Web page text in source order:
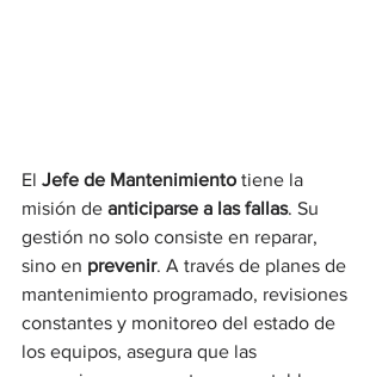
El Jefe de Mantenimiento tiene la
misión de anticiparse a las fallas. Su
gestión no solo consiste en reparar,
sino en prevenir. A través de planes de
mantenimiento programado, revisiones
constantes y monitoreo del estado de
los equipos, asegura que las